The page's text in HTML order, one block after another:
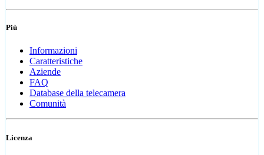
Più
Informazioni
Caratteristiche
Aziende
FAQ
Database della telecamera
Comunità
Licenza